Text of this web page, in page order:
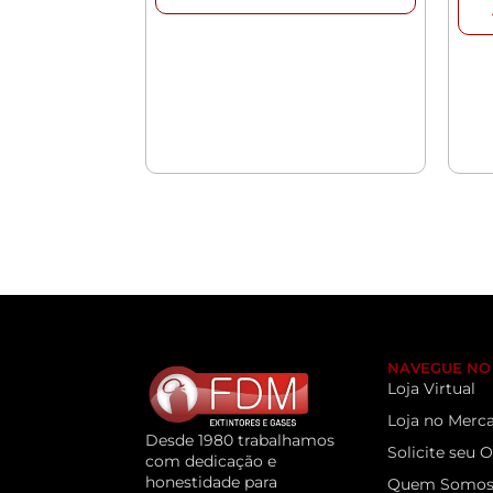
Desde 1980 trabalhamos
com dedicação e
honestidade para
NAVEGUE NO
Loja Virtual
Loja no
Solicite seu
Quem Somos